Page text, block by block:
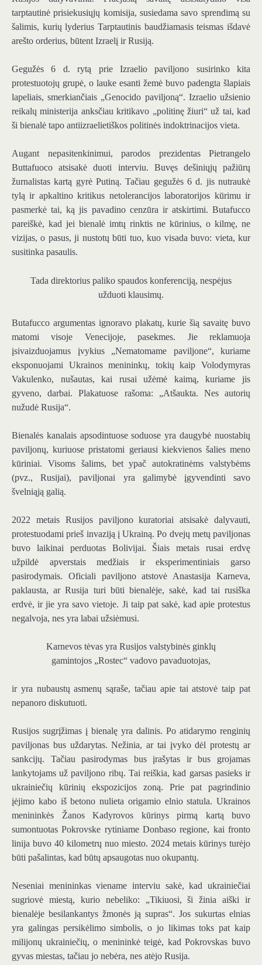
tarptautinė prisiekusiųjų komisija, susiedama savo sprendimą su
šalimis, kurių lyderius Tarptautinis baudžiamasis teismas išdavė
arešto orderius, būtent Izraelį ir Rusiją.
Gegužės 6 d. rytą prie Izraelio paviljono susirinko kita
protestuotojų grupė, o lauke esanti žemė buvo padengta šlapiais
lapeliais, smerkiančiais „Genocido paviljoną“. Izraelio užsienio
reikalų ministerija anksčiau kritikavo „politinę žiuri“ už tai, kad
ši bienalė tapo antiizraelietiškos politinės indoktrinacijos vieta.
Augant nepasitenkinimui, parodos prezidentas Pietrangelo
Buttafuoco atsisakė duoti interviu. Buvęs dešiniųjų pažiūrų
žurnalistas kartą gyrė Putiną. Tačiau gegužės 6 d. jis nutraukė
tylą ir apkaltino kritikus netolerancijos laboratorijos kūrimu ir
pasmerkė tai, ką jis pavadino cenzūra ir atskirtimi. Butafucco
pareiškė, kad jei bienalė imtų rinktis ne kūrinius, o kilmę, ne
vizijas, o pasus, ji nustotų būti tuo, kuo visada buvo: vieta, kur
susitinka pasaulis.
Tada direktorius paliko spaudos konferenciją, nespėjus
užduoti klausimų.
Butafucco argumentas ignoravo plakatų, kurie šią savaitę buvo
matomi visoje Venecijoje, pasekmes. Jie reklamuoja
įsivaizduojamus įvykius „Nematomame paviljone“, kuriame
eksponuojami Ukrainos menininkų, tokių kaip Volodymyras
Vakulenko, nušautas, kai rusai užėmė kaimą, kuriame jis
gyveno, darbai. Plakatuose rašoma: „Atšaukta. Nes autorių
nužudė Rusija“.
Bienalės kanalais apsodintuose soduose yra daugybė nuostabių
paviljonų, kuriuose pristatomi geriausi kiekvienos šalies meno
kūriniai. Visoms šalims, bet ypač autokratinėms valstybėms
(pvz., Rusijai), paviljonai yra galimybė įgyvendinti savo
švelniąją galią.
2022 metais Rusijos paviljono kuratoriai atsisakė dalyvauti,
protestuodami prieš invaziją į Ukrainą. Po dvejų metų paviljonas
buvo laikinai perduotas Bolivijai. Šiais metais rusai erdvę
užpildė apverstais medžiais ir eksperimentiniais garso
pasirodymais. Oficiali paviljono atstovė Anastasija Karneva,
paklausta, ar Rusija turi būti bienalėje, sakė, kad tai rusiška
erdvė, ir jie yra savo vietoje. Ji taip pat sakė, kad apie protestus
negalvoja, nes yra labai užsiėmusi.
Karnevos tėvas yra Rusijos valstybinės ginklų
gamintojos „Rostec“ vadovo pavaduotojas,
ir yra nubaustų asmenų sąraše, tačiau apie tai atstovė taip pat
nepanoro diskutuoti.
Rusijos sugrįžimas į bienalę yra dalinis. Po atidarymo renginių
paviljonas bus uždarytas. Nežinia, ar tai įvyko dėl protestų ar
sankcijų. Tačiau pasirodymas bus įrašytas ir bus grojamas
lankytojams už paviljono ribų. Tai reiškia, kad garsas pasieks ir
ukrainiečių kūrinių ekspozicijos zoną. Prie pat pagrindinio
įėjimo kabo iš betono nulieta origamio elnio statula. Ukrainos
menininkės Žanos Kadyrovos kūrinys pirmą kartą buvo
sumontuotas Pokrovske rytiniame Donbaso regione, kai fronto
linija buvo 40 kilometrų nuo miesto. 2024 metais kūrinys turėjo
būti pašalintas, kad būtų apsaugotas nuo okupantų.
Neseniai menininkas viename interviu sakė, kad ukrainiečiai
sugriovė miestą, kurio nebeliko: „Tikiuosi, ši žinia aiški ir
bienalėje besilankantys žmonės ją supras“. Jos sukurtas elnias
yra galingas persikėlimo simbolis, o jo likimas toks pat kaip
milijonų ukrainiečių, o menininkė teigė, kad Pokrovskas buvo
gyvas miestas, tačiau jo nebėra, nes atėjo Rusija.